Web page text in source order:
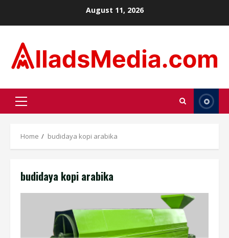
August 11, 2026
Primary
Menu
Home budidaya kopi arabika
budidaya kopi arabika